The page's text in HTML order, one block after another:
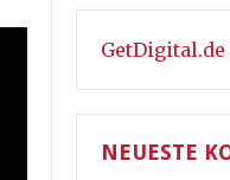
GetDigital.de
NEUESTE